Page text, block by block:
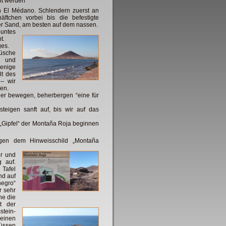
Médano. Schlendern zuerst an
vorbei bis die befestigte
Sand, am besten auf dem nassen.
und
des
wir
bewegen, beherbergen “eine für
sanft auf, bis wir auf das
der Montaña Roja beginnen
dem Hinweisschild „Montaña
und
auf.
auf
sehr
die
der